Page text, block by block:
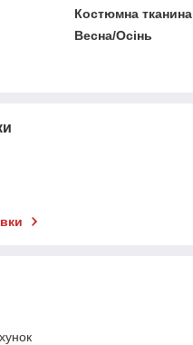
Костюмна тканина
Весна/Осінь